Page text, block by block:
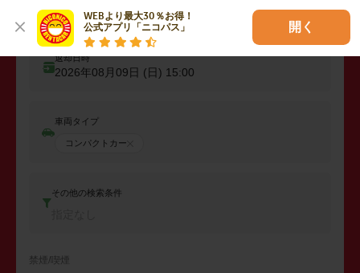
WEBより最大30％お得！
公式アプリ「ニコパス」
開く
出発日時
2026年08月08日 (土) 15:00
返却日時
2026年08月09日 (日) 15:00
車両タイプ
コンパクトカー
その他の検索条件
禁煙/喫煙